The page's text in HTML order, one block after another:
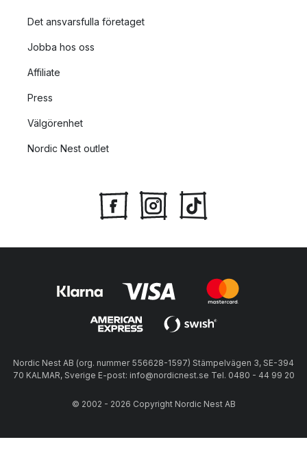
Det ansvarsfulla företaget
Jobba hos oss
Affiliate
Press
Välgörenhet
Nordic Nest outlet
Nordic Nest AB (org. nummer 556628-1597) Stämpelvägen 3, SE-394
70 KALMAR, Sverige E-post: info@nordicnest.se Tel. 0480 - 44 99 20
© 2002 - 2026 Copyright Nordic Nest AB